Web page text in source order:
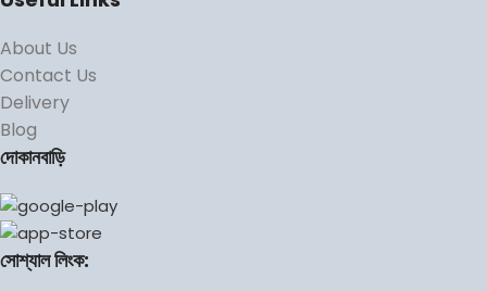
About Us
Contact Us
Delivery
Blog
দোকানবাড়ি
সোশ্যাল লিংক: